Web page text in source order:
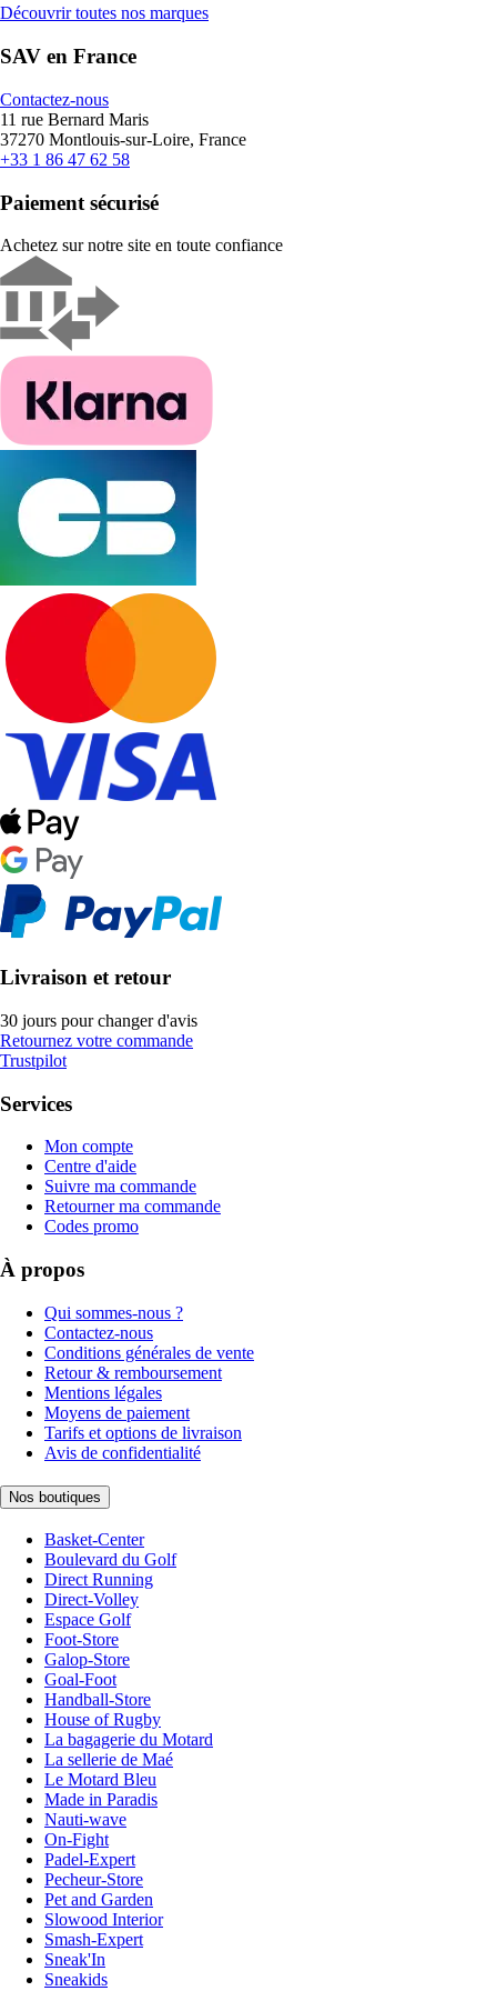
Découvrir toutes nos marques
SAV en France
Contactez-nous
11 rue Bernard Maris
37270 Montlouis-sur-Loire, France
+33 1 86 47 62 58
Paiement sécurisé
Achetez sur notre site en toute confiance
Livraison et retour
30 jours pour changer d'avis
Retournez votre commande
Trustpilot
Services
Mon compte
Centre d'aide
Suivre ma commande
Retourner ma commande
Codes promo
À propos
Qui sommes-nous ?
Contactez-nous
Conditions générales de vente
Retour & remboursement
Mentions légales
Moyens de paiement
Tarifs et options de livraison
Avis de confidentialité
Nos boutiques
Basket-Center
Boulevard du Golf
Direct Running
Direct-Volley
Espace Golf
Foot-Store
Galop-Store
Goal-Foot
Handball-Store
House of Rugby
La bagagerie du Motard
La sellerie de Maé
Le Motard Bleu
Made in Paradis
Nauti-wave
On-Fight
Padel-Expert
Pecheur-Store
Pet and Garden
Slowood Interior
Smash-Expert
Sneak'In
Sneakids